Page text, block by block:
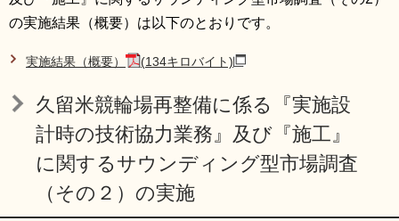
の実施結果（概要）は以下のとおりです。
実施結果（概要） (134キロバイト)
久留米競輪場再整備に係る『実施設
計時の技術協力業務』及び『施工』
に関するサウンディング型市場調査
（その２）の実施